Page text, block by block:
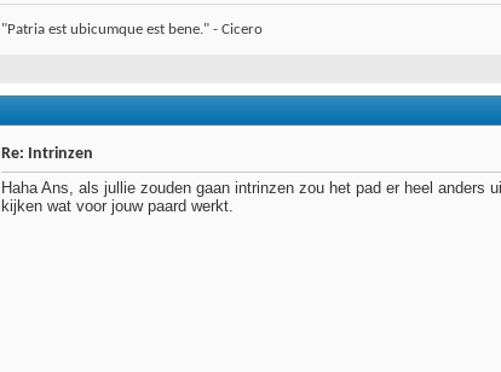
"Patria est ubicumque est bene." - Cicero
Re: Intrinzen
Haha Ans, als jullie zouden gaan intrinzen zou het pad er heel anders
kijken wat voor jouw paard werkt.